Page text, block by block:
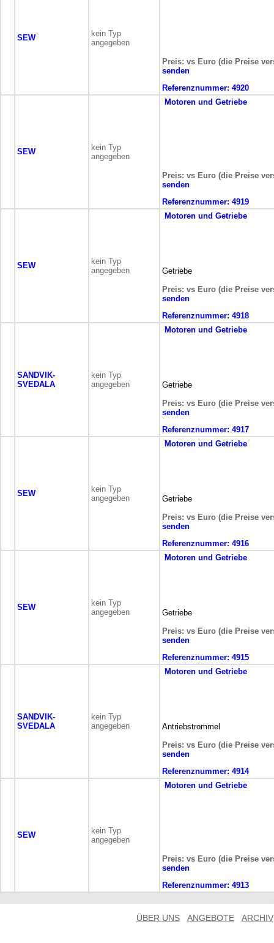
SEW
kein Typ
angegeben
Preis: vs Euro (die Preise
senden
Referenznummer: 4920
SEW
kein Typ
angegeben
Motoren und Getriebe
Preis: vs Euro (die Preise
senden
Referenznummer: 4919
SEW
kein Typ
angegeben
Motoren und Getriebe
Getriebe
Preis: vs Euro (die Preise
senden
Referenznummer: 4918
SANDVIK-
SVEDALA
kein Typ
angegeben
Motoren und Getriebe
Getriebe
Preis: vs Euro (die Preise
senden
Referenznummer: 4917
SEW
kein Typ
angegeben
Motoren und Getriebe
Getriebe
Preis: vs Euro (die Preise
senden
Referenznummer: 4916
SEW
kein Typ
angegeben
Motoren und Getriebe
Getriebe
Preis: vs Euro (die Preise
senden
Referenznummer: 4915
SANDVIK-
SVEDALA
kein Typ
angegeben
Motoren und Getriebe
Antriebstrommel
Preis: vs Euro (die Preise
senden
Referenznummer: 4914
SEW
kein Typ
angegeben
Motoren und Getriebe
Preis: vs Euro (die Preise
senden
Referenznummer: 4913
ÜBER UNS ANGEBOTE ARCHIV